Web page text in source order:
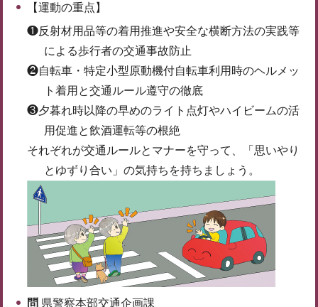
【運動の重点】
❶反射材用品等の着用推進や安全な横断方法の実践等
による歩行者の交通事故防止
❷自転車・特定小型原動機付自転車利用時のヘルメッ
ト着用と交通ルール遵守の徹底
❸夕暮れ時以降の早めのライト点灯やハイビームの活
用促進と飲酒運転等の根絶
それぞれが交通ルールとマナーを守って、「思いやり
とゆずり合い」の気持ちを持ちましょう。
問 県警察本部交通企画課